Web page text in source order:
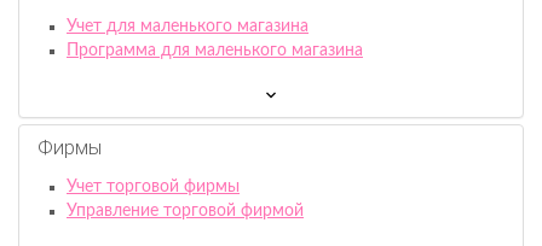
Учет для маленького магазина
Программа для маленького магазина
Фирмы
Учет торговой фирмы
Управление торговой фирмой